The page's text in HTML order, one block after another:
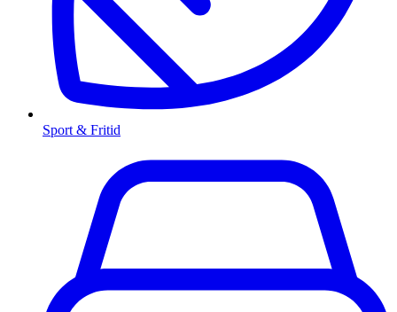
Sport & Fritid